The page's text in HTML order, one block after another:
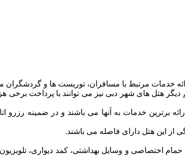
خدمات مرتبط با مسافران، توریست ها و گردشگران
هتل های شهر دبی نیز می توانند با پرداخت برخی
برترین خدمات به آنها می باشند و در ضمینه رزرو
اختصاصی و وسایل بهداشتی، کمد دیواری،